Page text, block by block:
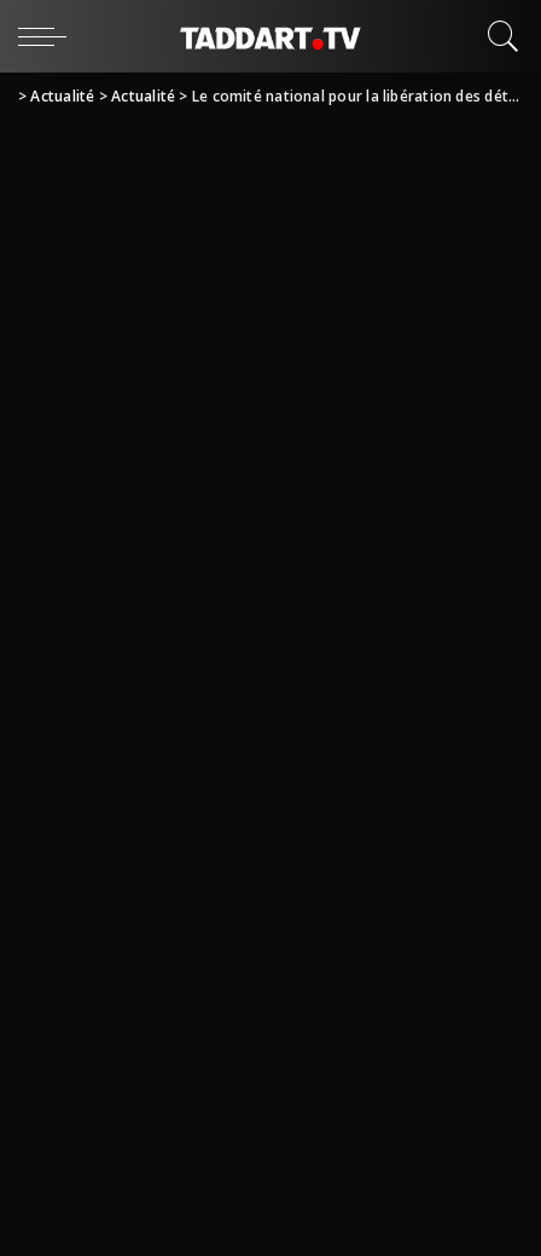
>Actualité >Actualité > Le comité national pour la libération des détenus s’inquiète de l’avenir de l’Algérie